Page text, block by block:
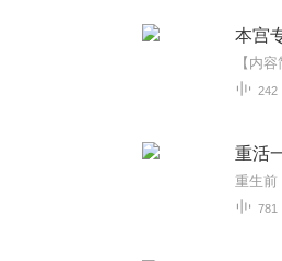
本宫
242
重活
781